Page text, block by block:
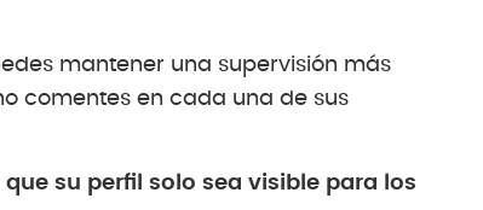
mantener una supervisión más
comentes en cada una de sus
su perfil solo sea visible para los